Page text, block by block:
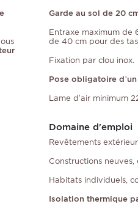
Garde au sol de 20
Entraxe maximum de
de 40 cm pour des
Fixation par clou inox.
Pose obligatoire
Lame d’air minimum
Domaine d'emploi
Revêtements
Constructions neuves,
Habitats individuels,
Isolation thermique